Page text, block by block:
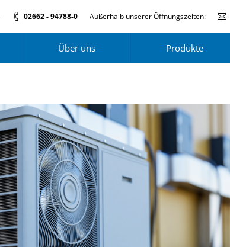
02662 - 94788-0 Außerhalb unserer Öffnungszeiten:
Über uns Produkte